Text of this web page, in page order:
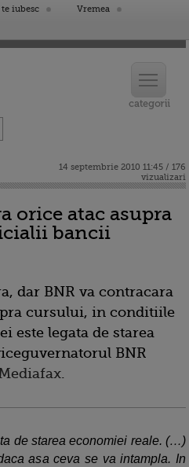
iubesc
Vremea
14 septembrie 2010 11:45 / 176
vizualizari
orice atac asupra
bancii
dar BNR va contracara
cursului, in conditiile
este legata de starea
BNR
.
de starea economiei reale. (…)
asa ceva se va intampla. In